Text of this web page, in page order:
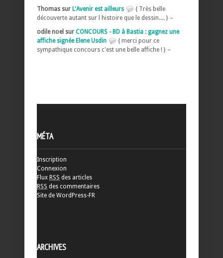
Thomas sur L'Avenir est ailleurs
{ Très belle
découverte autant sur l histoire que le dessin.... } –
odile noel sur CONCOURS - BD à Bastia : gagnez une
affiche signée Elene Usdin
{ merci pour ce
sympathique concours c'est une belle affiche ! } –
MÉTA
Inscription
Connexion
Flux RSS des articles
RSS des commentaires
Site de WordPress-FR
ARCHIVES